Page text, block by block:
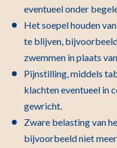
eventueel onder
Het soepel houden
te blijven,
zwemmen in plaats
Pijnstilling, middels
klachten eventueel in
gewricht.
Zware belasting van
bijvoorbeeld niet